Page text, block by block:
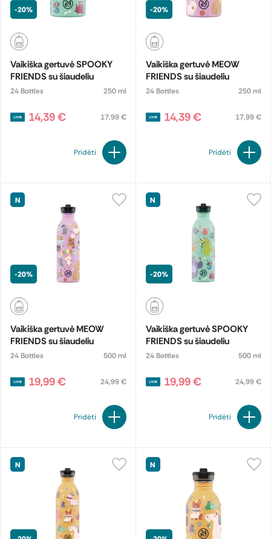
-20%
Vaikiška gertuvė SPOOKY
FRIENDS su šiaudeliu
24 Bottles 250 ml
14,39 € 17,99 €
Pridėti
-20%
Vaikiška gertuvė MEOW
FRIENDS su šiaudeliu
24 Bottles 250 ml
14,39 € 17,99 €
Pridėti
N
-20%
Vaikiška gertuvė MEOW
FRIENDS su šiaudeliu
24 Bottles 500 ml
19,99 € 24,99 €
Pridėti
N
-20%
Vaikiška gertuvė SPOOKY
FRIENDS su šiaudeliu
24 Bottles 500 ml
19,99 € 24,99 €
Pridėti
N N